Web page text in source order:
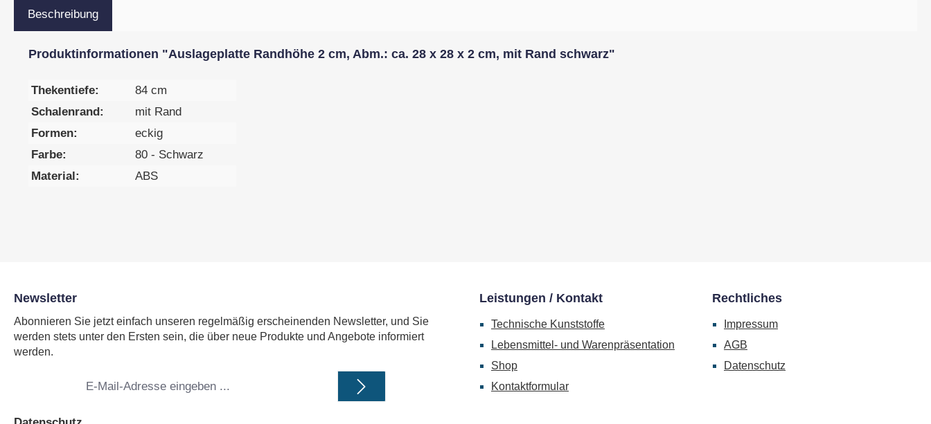
Beschreibung
Produktinformationen "Auslageplatte Randhöhe 2 cm, Abm.: ca. 28 x 28 x 2 cm, mit Rand schwarz"
Thekentiefe:
84 cm
Schalenrand:
mit Rand
Formen:
eckig
Farbe:
80 - Schwarz
Material:
ABS
Newsletter
Abonnieren Sie jetzt einfach unseren regelmäßig erscheinenden Newsletter, und Sie
werden stets unter den Ersten sein, die über neue Produkte und Angebote informiert
werden.
Mail-
Leistungen / Kontakt
Technische Kunststoffe
Lebensmittel- und Warenpräsentation
Shop
Kontaktformular
Rechtliches
Impressum
AGB
Datenschutz